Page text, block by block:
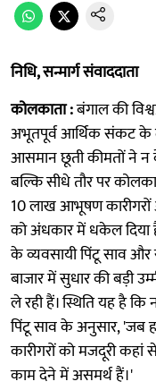
निधि, सन्मार्ग संवाददाता
कोलकाता :बंगाल की
अभूतपूर्व आर्थिक संकट के
आसमान छूती कीमतों ने
बल्कि सीधे तौर पर
10 लाख आभूषण कारीगरों
को अंधकार में धकेल दिया
के व्यवसायी पिंटू साव
बाजार में सुधार की बड़ी
ले रही हैं। स्थिति यह है
पिंटू साव के अनुसार, 'जब
कारीगरों को मजदूरी
काम देने में असमर्थ हैं।'